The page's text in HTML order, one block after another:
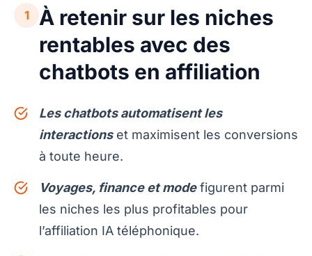
1
À retenir sur les niches
rentables avec des
chatbots en affiliation
Les chatbots automatisent les
interactionset maximisent les conversions
à toute heure.
Voyages, finance et modefigurent parmi
les niches les plus profitables pour
l’affiliation IA téléphonique.